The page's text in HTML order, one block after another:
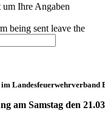
um Ihre Angaben
being sent leave the
Landesfeuerwehrverband
am Samstag den